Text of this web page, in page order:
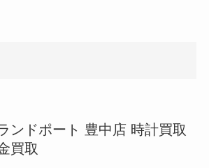
ンドポート 豊中店 時計買取
買取